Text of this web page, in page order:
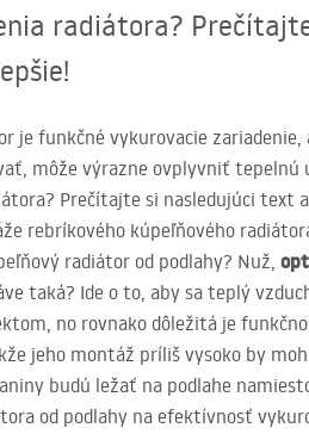
radiátora?
je funkčné vykurovacie
môže výrazne ovplyvniť
Prečítajte si nasledujúci
rebríkového kúpeľňového
radiátor od podlahy? Nuž,
taká? Ide o to, aby sa teplý
no rovnako dôležitá je
jeho montáž príliš vysoko by
budú ležať na podlahe
od podlahy na efektívnosť